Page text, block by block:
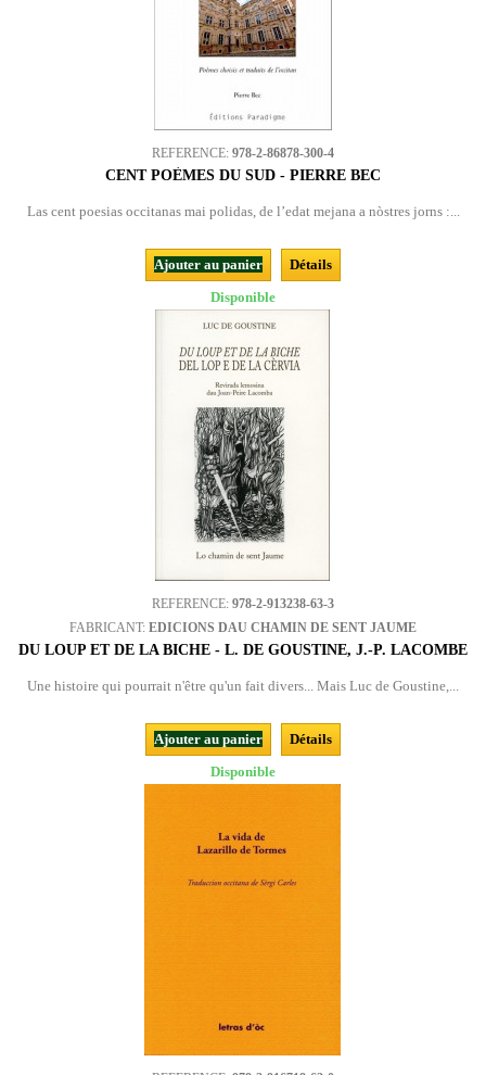
REFERENCE: 978-2-86878-300-4
CENT POÈMES DU SUD - PIERRE BEC
Las cent poesias occitanas mai polidas, de l’edat mejana a nòstres jorns :...
Ajouter au panier
Détails
Disponible
REFERENCE: 978-2-913238-63-3
FABRICANT: EDICIONS DAU CHAMIN DE SENT JAUME
DU LOUP ET DE LA BICHE - L. DE GOUSTINE, J.-P. LACOMBE
Une histoire qui pourrait n'être qu'un fait divers... Mais Luc de Goustine,...
Ajouter au panier
Détails
Disponible